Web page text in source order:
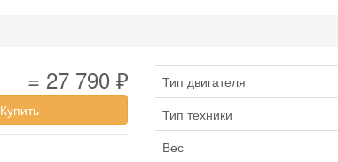
= 27 790 ₽
Купить
Тип двигателя
Тип техники
Вес